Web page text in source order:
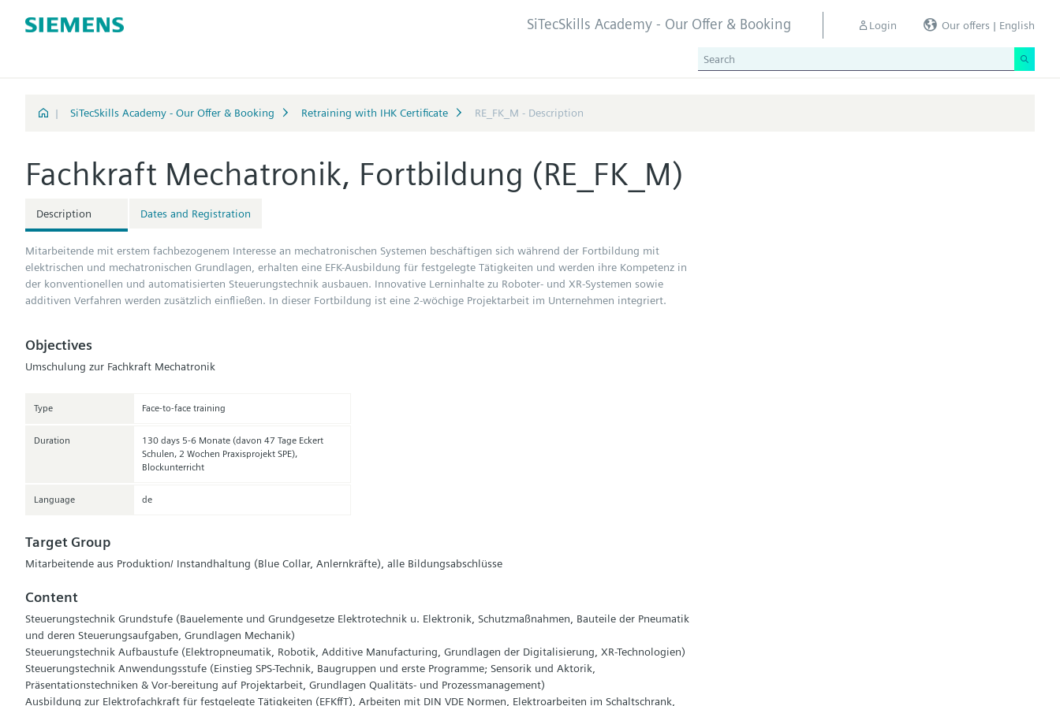
SiTecSkills Academy - Our Offer & Booking Login Our offers | English
| SiTecSkills Academy - Our Offer & Booking Retraining with IHK Certificate RE_FK_M - Description
Fachkraft Mechatronik, Fortbildung (RE_FK_M)
Description Dates and Registration
Mitarbeitende mit erstem fachbezogenem Interesse an mechatronischen Systemen beschäftigen sich während der Fortbildung mit
elektrischen und mechatronischen Grundlagen, erhalten eine EFK-Ausbildung für festgelegte Tätigkeiten und werden ihre Kompetenz in
der konventionellen und automatisierten Steuerungstechnik ausbauen. Innovative Lerninhalte zu Roboter- und XR-Systemen sowie
additiven Verfahren werden zusätzlich einfließen. In dieser Fortbildung ist eine 2-wöchige Projektarbeit im Unternehmen integriert.
Objectives
Umschulung zur Fachkraft Mechatronik
Type Face-to-face training
Duration
130 days 5-6 Monate (davon 47 Tage Eckert
Schulen, 2 Wochen Praxisprojekt SPE),
Blockunterricht
Language de
Target Group
Mitarbeitende aus Produktion/ Instandhaltung (Blue Collar, Anlernkräfte), alle Bildungsabschlüsse
Content
Steuerungstechnik Grundstufe (Bauelemente und Grundgesetze Elektrotechnik u. Elektronik, Schutzmaßnahmen, Bauteile der Pneumatik
und deren Steuerungsaufgaben, Grundlagen Mechanik)
Steuerungstechnik Aufbaustufe (Elektropneumatik, Robotik, Additive Manufacturing, Grundlagen der Digitalisierung, XR-Technologien)
Steuerungstechnik Anwendungsstufe (Einstieg SPS-Technik, Baugruppen und erste Programme; Sensorik und Aktorik,
Präsentationstechniken & Vor-bereitung auf Projektarbeit, Grundlagen Qualitäts- und Prozessmanagement)
Ausbildung zur Elektrofachkraft für festgelegte Tätigkeiten (EFKffT), Arbeiten mit DIN VDE Normen, Elektroarbeiten im Schaltschrank,